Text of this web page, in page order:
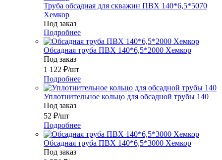
Труба обсадная для скважин ПВХ 140*6,5*5070
Хемкор
Под заказ
Подробнее
Обсадная труба ПВХ 140*6,5*2000 Хемкор
Под заказ
1 122 ₽/шт
Подробнее
Уплотнительное кольцо для обсадной трубы 140
Под заказ
52 ₽/шт
Подробнее
Обсадная труба ПВХ 140*6,5*3000 Хемкор
Под заказ